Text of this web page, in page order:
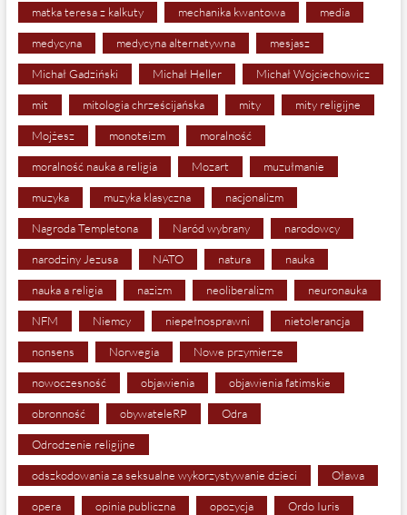
matka teresa z kalkuty mechanika kwantowa media
medycyna medycyna alternatywna mesjasz
Michał Gadziński Michał Heller Michał Wojciechowicz
mit mitologia chrześcijańska mity mity religijne
Mojżesz monoteizm moralność
moralność nauka a religia Mozart muzułmanie
muzyka muzyka klasyczna nacjonalizm
Nagroda Templetona Naród wybrany narodowcy
narodziny Jezusa NATO natura nauka
nauka a religia nazizm neoliberalizm neuronauka
NFM Niemcy niepełnosprawni nietolerancja
nonsens Norwegia Nowe przymierze
nowoczesność objawienia objawienia fatimskie
obronność obywateleRP Odra
Odrodzenie religijne
odszkodowania za seksualne wykorzystywanie dzieci Oława
opera opinia publiczna opozycja Ordo Iuris